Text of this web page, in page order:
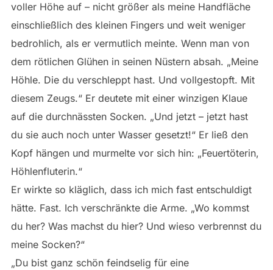
voller Höhe auf – nicht größer als meine Handfläche
einschließlich des kleinen Fingers und weit weniger
bedrohlich, als er vermutlich meinte. Wenn man von
dem rötlichen Glühen in seinen Nüstern absah. „Meine
Höhle. Die du verschleppt hast. Und vollgestopft. Mit
diesem Zeugs.“ Er deutete mit einer winzigen Klaue
auf die durchnässten Socken. „Und jetzt – jetzt hast
du sie auch noch unter Wasser gesetzt!“ Er ließ den
Kopf hängen und murmelte vor sich hin: „Feuertöterin,
Höhlenfluterin.“
Er wirkte so kläglich, dass ich mich fast entschuldigt
hätte. Fast. Ich verschränkte die Arme. „Wo kommst
du her? Was machst du hier? Und wieso verbrennst du
meine Socken?“
„Du bist ganz schön feindselig für eine